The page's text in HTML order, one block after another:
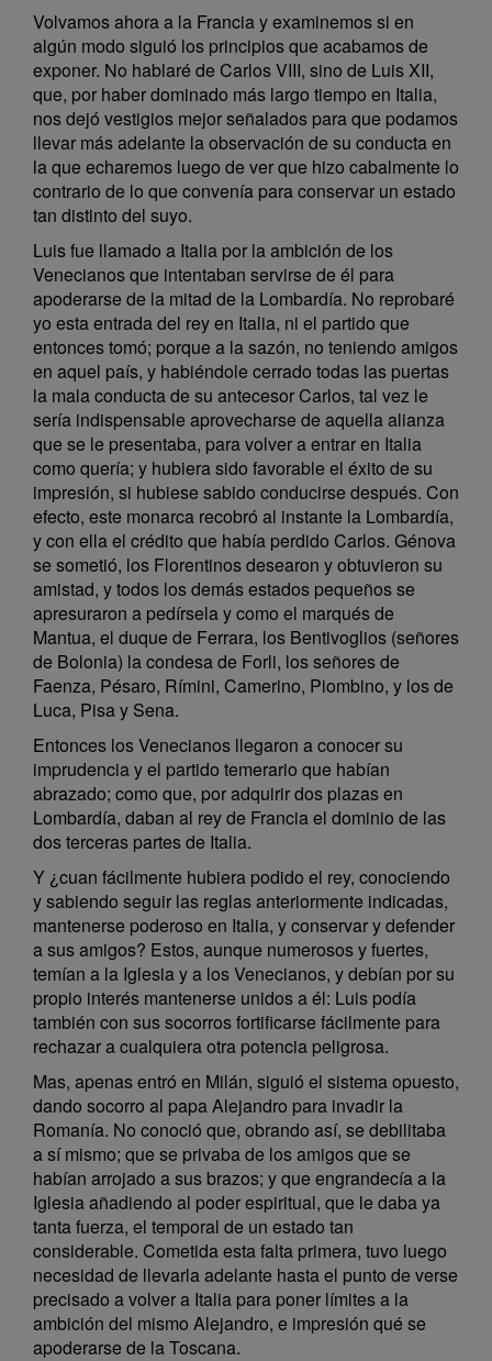
Volvamos ahora a la Francia y examinemos si en
algún modo siguió los principios que acabamos de
exponer. No hablaré de Carlos VIII, sino de Luis XII,
que, por haber dominado más largo tiempo en Italia,
nos dejó vestigios mejor señalados para que podamos
llevar más adelante la observación de su conducta en
la que echaremos luego de ver que hizo cabalmente lo
contrario de lo que convenía para conservar un estado
tan distinto del suyo.
Luis fue llamado a Italia por la ambición de los
Venecianos que intentaban servirse de él para
apoderarse de la mitad de la Lombardía. No reprobaré
yo esta entrada del rey en Italia, ni el partido que
entonces tomó; porque a la sazón, no teniendo amigos
en aquel país, y habiéndole cerrado todas las puertas
la mala conducta de su antecesor Carlos, tal vez le
sería indispensable aprovecharse de aquella alianza
que se le presentaba, para volver a entrar en Italia
como quería; y hubiera sido favorable el éxito de su
impresión, si hubiese sabido conducirse después. Con
efecto, este monarca recobró al instante la Lombardía,
y con ella el crédito que había perdido Carlos. Génova
se sometió, los Florentinos desearon y obtuvieron su
amistad, y todos los demás estados pequeños se
apresuraron a pedírsela y como el marqués de
Mantua, el duque de Ferrara, los Bentivoglios (señores
de Bolonia) la condesa de Forli, los señores de
Faenza, Pésaro, Rímini, Camerino, Piombino, y los de
Luca, Pisa y Sena.
Entonces los Venecianos llegaron a conocer su
imprudencia y el partido temerario que habían
abrazado; como que, por adquirir dos plazas en
Lombardía, daban al rey de Francia el dominio de las
dos terceras partes de Italia.
Y ¿cuan fácilmente hubiera podido el rey, conociendo
y sabiendo seguir las reglas anteriormente indicadas,
mantenerse poderoso en Italia, y conservar y defender
a sus amigos? Estos, aunque numerosos y fuertes,
temían a la Iglesia y a los Venecianos, y debían por su
propio interés mantenerse unidos a él: Luis podía
también con sus socorros fortificarse fácilmente para
rechazar a cualquiera otra potencia peligrosa.
Mas, apenas entró en Milán, siguió el sistema opuesto,
dando socorro al papa Alejandro para invadir la
Romanía. No conoció que, obrando así, se debilitaba
a sí mismo; que se privaba de los amigos que se
habían arrojado a sus brazos; y que engrandecía a la
Iglesia añadiendo al poder espiritual, que le daba ya
tanta fuerza, el temporal de un estado tan
considerable. Cometida esta falta primera, tuvo luego
necesidad de llevarla adelante hasta el punto de verse
precisado a volver a Italia para poner límites a la
ambición del mismo Alejandro, e impresión qué se
apoderarse de la Toscana.